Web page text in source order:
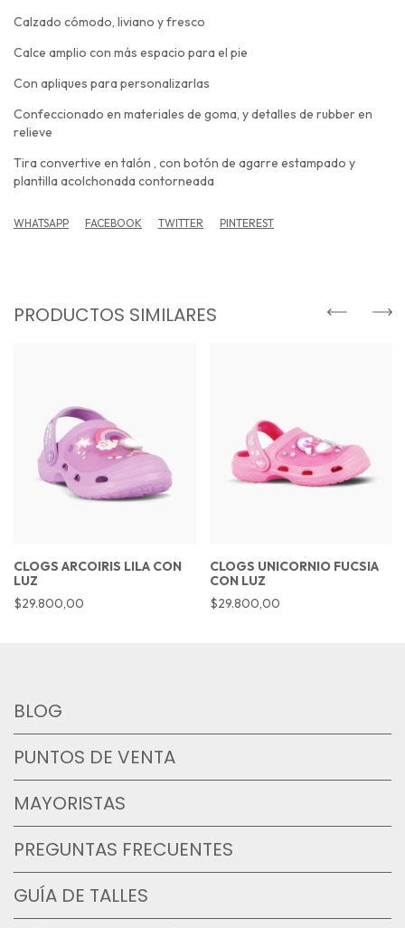
Calzado cómodo, liviano y fresco
Calce amplio con más espacio para el pie
Con apliques para personalizarlas
Confeccionado en materiales de goma, y detalles de rubber en
relieve
Tira convertive en talón , con botón de agarre estampado y
plantilla acolchonada contorneada
WHATSAPP FACEBOOK TWITTER PINTEREST
PRODUCTOS SIMILARES
CLOGS ARCOIRIS LILA CON
LUZ
$29.800,00
CLOGS UNICORNIO FUCSIA
CON LUZ
$29.800,00
BLOG
PUNTOS DE VENTA
MAYORISTAS
PREGUNTAS FRECUENTES
GUÍA DE TALLES